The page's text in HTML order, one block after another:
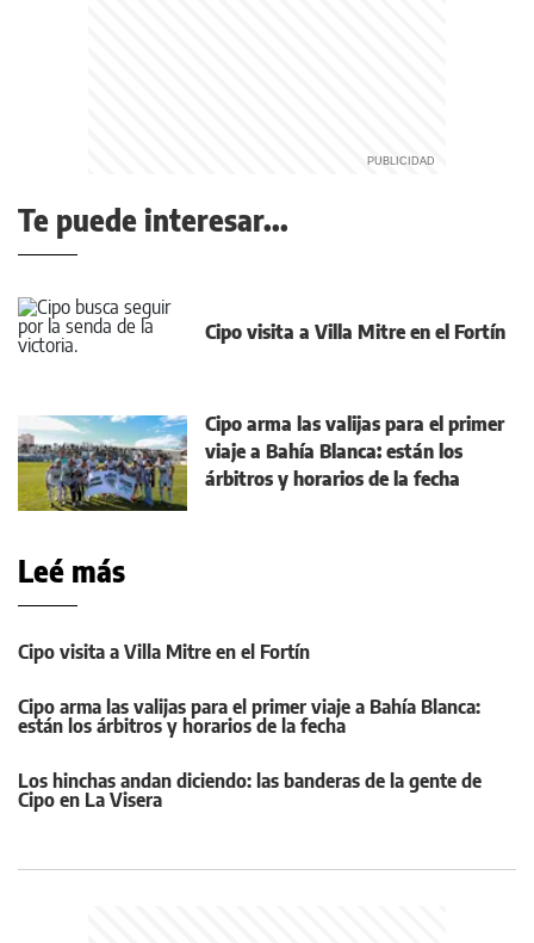
Te puede interesar...
Cipo visita a Villa Mitre en el Fortín
Cipo arma las valijas para el primer
viaje a Bahía Blanca: están los
árbitros y horarios de la fecha
Leé más
Cipo visita a Villa Mitre en el Fortín
Cipo arma las valijas para el primer viaje a Bahía Blanca:
están los árbitros y horarios de la fecha
Los hinchas andan diciendo: las banderas de la gente de
Cipo en La Visera